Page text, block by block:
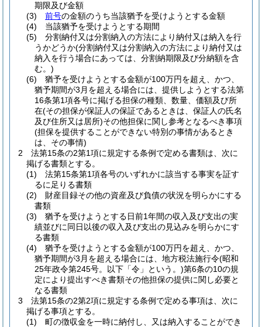
期限及び金額
(3)
前号の金額のうち当該猶予を受けようとする金額
(4)
当該猶予を受けようとする期間
(5)
分割納付又は分割納入の方法により納付又は納入を行
うかどうか(分割納付又は分割納入の方法により納付又は
納入を行う場合にあっては、分割納期限及び分納額を含
む。)
(6)
猶予を受けようとする金額が100万円を超え、かつ、
猶予期間が3月を超える場合には、提供しようとする法第
16条第1項各号に掲げる担保の種類、数量、価額及び所
在(その担保が保証人の保証であるときは、保証人の氏名
及び住所又は居所)その他担保に関し参考となるべき事項
(担保を提供することができない特別の事情があるとき
は、その事情)
2
法第15条の2第1項に規定する条例で定める書類は、次に
掲げる書類とする。
(1)
法第15条第1項各号のいずれかに該当する事実を証す
るに足りる書類
(2)
財産目録その他の資産及び負債の状況を明らかにする
書類
(3)
猶予を受けようとする日前1年間の収入及び支出の実
績並びに同日以後の収入及び支出の見込みを明らかにす
る書類
(4)
猶予を受けようとする金額が100万円を超え、かつ、
猶予期間が3月を超える場合には、地方税法施行令(昭和
25年政令第245号。以下「令」という。)第6条の10の規
定により提出すべき書類その他担保の提供に関し必要と
なる書類
3
法第15条の2第2項に規定する条例で定める事項は、次に
掲げる事項とする。
(1)
町の徴収金を一時に納付し、又は納入することができ